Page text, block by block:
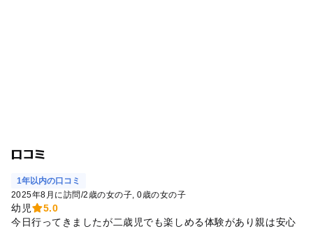
口コミ
1年以内の口コミ
2025年8月に訪問/2歳の女の子 0歳の女の子
幼児
5.0
今日行ってきましたが二歳児でも楽しめる体験があり親は安心